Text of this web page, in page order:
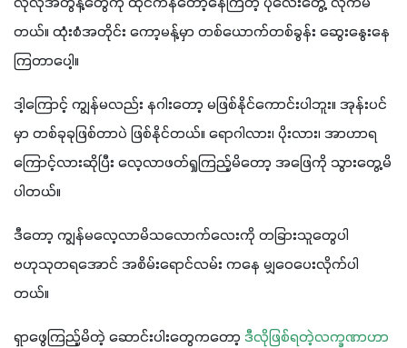
တယ်။ ထုံးစံအတိုင်း ကော့မန့်မှာ တစ်ယောက်တစ်ခွန်း ဆွေးနွေးနေ
ကြတာပေါ့။
ဒါ့ကြောင့် ကျွန်မလည်း နဂါးတော့ မဖြစ်နိုင်ကောင်းပါဘူး။ အုန်းပင်
မှာ တစ်ခုခုဖြစ်တာပဲ ဖြစ်နိုင်တယ်။ ရောဂါလား၊ ပိုးလား၊ အာဟာရ
ကြောင့်လားဆိုပြီး လေ့လာဖတ်ရှုကြည့်မိတော့ အဖြေကို သွားတွေ့မိ
ပါတယ်။
ဒီတော့ ကျွန်မလေ့လာမိသလောက်လေးကို တခြားသူတွေပါ
ဗဟုသုတရအောင် အစိမ်းရောင်လမ်း ကနေ မျှဝေပေးလိုက်ပါ
တယ်။
ရှာဖွေကြည့်မိတဲ့ ဆောင်းပါးတွေကတော့ ဒီလိုဖြစ်ရတဲ့လက္ခဏာဟာ